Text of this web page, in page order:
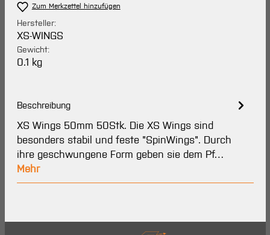
Zum Merkzettel hinzufügen
Hersteller:
XS-WINGS
Gewicht:
0.1 kg
Beschreibung
XS Wings 50mm 50Stk. Die XS Wings sind
besonders stabil und feste "SpinWings". Durch
ihre geschwungene Form geben sie dem Pf…
Mehr